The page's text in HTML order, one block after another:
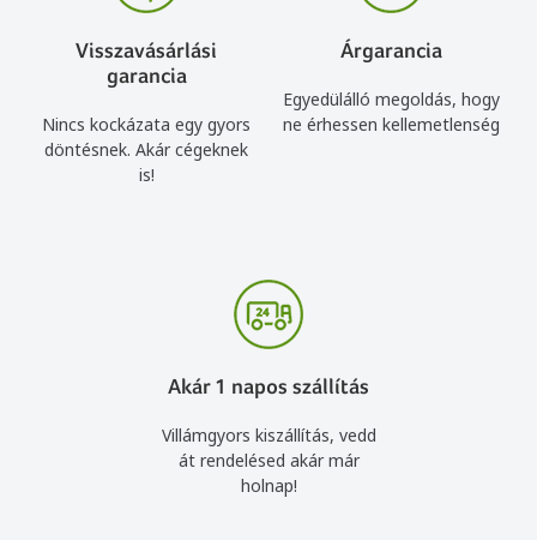
Visszavásárlási
garancia
Nincs kockázata egy gyors
döntésnek. Akár cégeknek
is!
Árgarancia
Egyedülálló megoldás, hogy
ne érhessen kellemetlenség
Akár 1 napos szállítás
Villámgyors kiszállítás, vedd
át rendelésed akár már
holnap!